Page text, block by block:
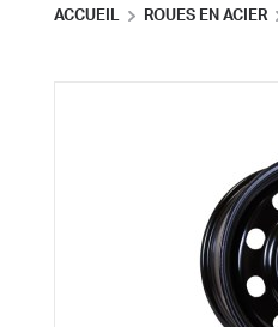
ACCUEIL ROUES EN ACIER